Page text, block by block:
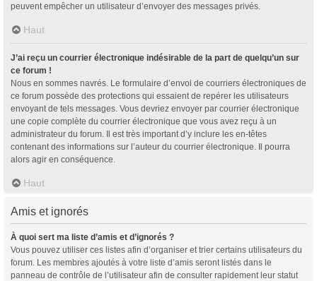
peuvent empêcher un utilisateur d’envoyer des messages privés.
Haut
J’ai reçu un courrier électronique indésirable de la part de quelqu’un sur
ce forum !
Nous en sommes navrés. Le formulaire d’envoi de courriers électroniques de
ce forum possède des protections qui essaient de repérer les utilisateurs
envoyant de tels messages. Vous devriez envoyer par courrier électronique
une copie complète du courrier électronique que vous avez reçu à un
administrateur du forum. Il est très important d’y inclure les en-têtes
contenant des informations sur l’auteur du courrier électronique. Il pourra
alors agir en conséquence.
Haut
Amis et ignorés
À quoi sert ma liste d’amis et d’ignorés ?
Vous pouvez utiliser ces listes afin d’organiser et trier certains utilisateurs du
forum. Les membres ajoutés à votre liste d’amis seront listés dans le
panneau de contrôle de l’utilisateur afin de consulter rapidement leur statut